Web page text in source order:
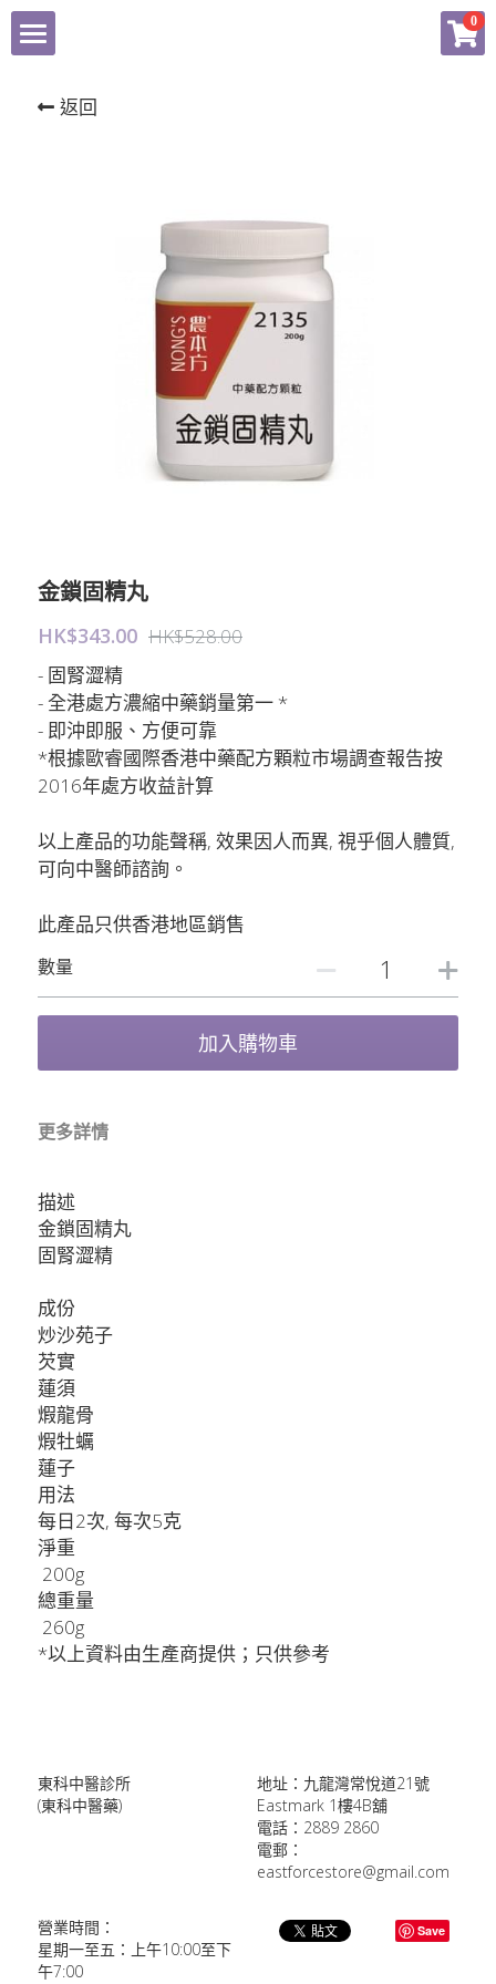
0
返回
金鎖固精丸
HK$343.00 HK$528.00
- 固腎澀精
- 全港處方濃縮中藥銷量第一 *
- 即沖即服、方便可靠
*根據歐睿國際香港中藥配方顆粒市場調查報告按
2016年處方收益計算
以上產品的功能聲稱, 效果因人而異, 視乎個人體質,
可向中醫師諮詢。
此產品只供香港地區銷售
數量
加入購物車
更多詳情
描述
金鎖固精丸
固腎澀精
成份
炒沙苑子
芡實
蓮須
煆龍骨
煆牡蠣
蓮子
用法
每日2次, 每次5克
淨重
200g
總重量
260g
*以上資料由生產商提供；只供參考
東科中醫診所
(東科中醫藥)
地址：九龍灣常悅道21號
Eastmark 1樓4B舖
電話：2889 2860
電郵：
eastforcestore@gmail.com
營業時間：
星期一至五：上午10:00至下
午7:00
Save
×
揚子江